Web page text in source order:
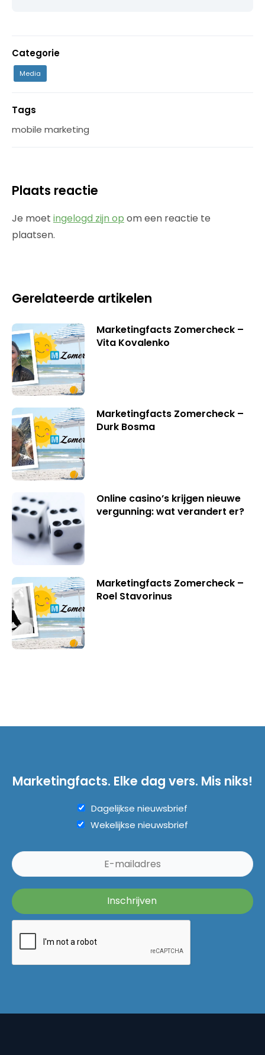
Categorie
Media
Tags
mobile marketing
Plaats reactie
Je moet ingelogd zijn op om een reactie te
plaatsen.
Gerelateerde artikelen
Marketingfacts Zomercheck –
Vita Kovalenko
Marketingfacts Zomercheck –
Durk Bosma
Online casino’s krijgen nieuwe
vergunning: wat verandert er?
Marketingfacts Zomercheck –
Roel Stavorinus
Marketingfacts. Elke dag vers. Mis niks!
Dagelijkse nieuwsbrief
Wekelijkse nieuwsbrief